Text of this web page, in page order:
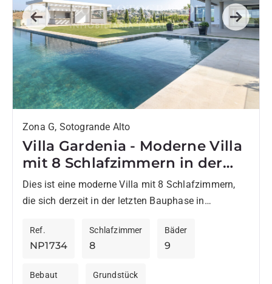
Previous Next
Zona G, Sotogrande Alto
Villa Gardenia - Moderne Villa
mit 8 Schlafzimmern in der
Nähe der Sotogrande
International School
Dies ist eine moderne Villa mit 8 Schlafzimmern,
die sich derzeit in der letzten Bauphase in
der...
NP1734
Ref.
8
Schlafzimmer
9
Bäder
Bebaut Grundstück